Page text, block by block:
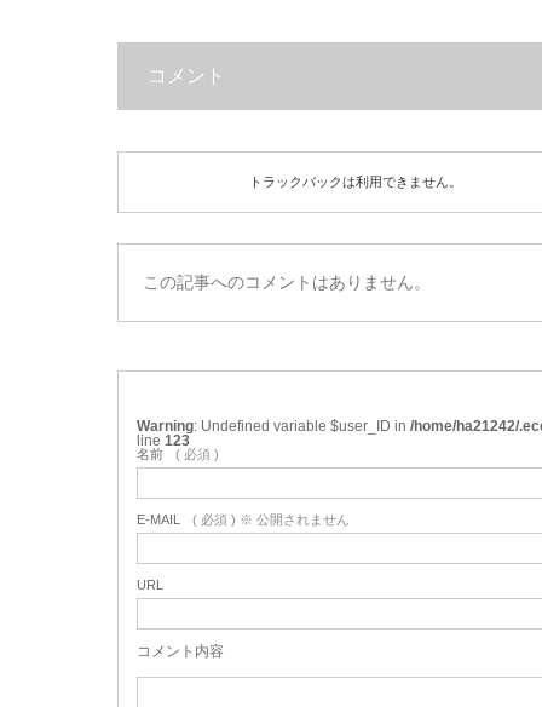
コメント
トラックバックは利用できません。
この記事へのコメントはありません。
Warning : Undefined variable $user_ID in /home/ha21242/
line 123
名前 ( 必須 )
E-MAIL ( 必須 ) ※ 公開されません
URL
コメント内容